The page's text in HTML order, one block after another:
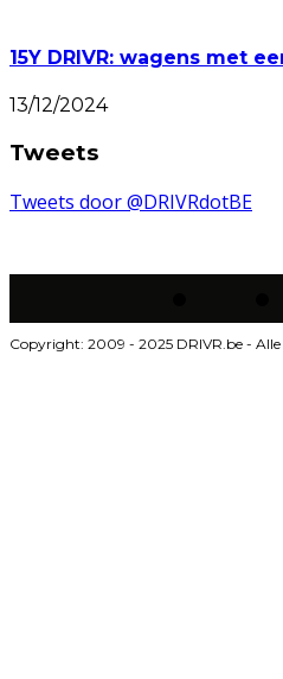
15Y DRIVR: wagens met
13/12/2024
Tweets
Tweets door @DRIVRdotBE
Copyright: 2009 - 2025 DRIVR.be -